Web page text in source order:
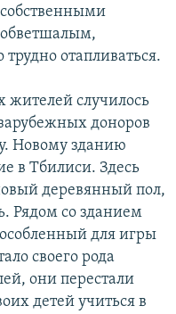
отапливаться.
жителей случилось
доноров
Новому зданию
в Тбилиси. Здесь
деревянный пол,
Рядом со зданием
для игры
своего рода
они перестали
детей учиться в